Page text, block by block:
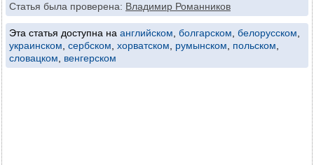
Статья была проверена: Владимир Романников
Эта статья доступна на английском болгарском белорусском
украинском сербском хорватском румынском польском
словацком
венгерском